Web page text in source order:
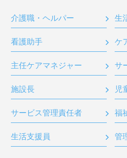
介護職・ヘルパー 生
看護助手 ケ
主任ケアマネジャー サ
施設長 児
サービス管理責任者 福
生活支援員 管